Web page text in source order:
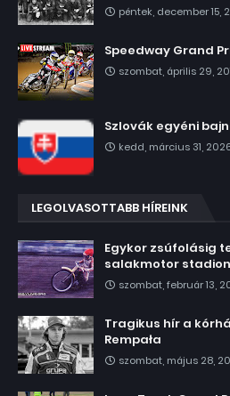
péntek, december 15,
Speedway Grand
szombat, április 29,
Szlovák egyéni
kedd, március 31,
LEGOLVASOTTABB HÍREINK
Egykor zsúfolásig
salakmotor
szombat, február 13,
Tragikus hír a
Rempała
szombat, május 28,